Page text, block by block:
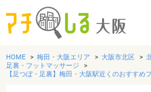
HOME 梅田・大阪エリア 大阪市北区
足裏・フットマッサージ
【足つぼ・足裏】梅田・大阪駅近くのおすすめ